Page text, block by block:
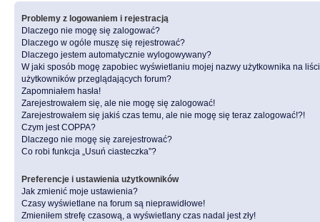
Problemy z logowaniem i rejestracją
Dlaczego nie mogę się zalogować?
Dlaczego w ogóle muszę się rejestrować?
Dlaczego jestem automatycznie wylogowywany?
W jaki sposób mogę zapobiec wyświetlaniu mojej nazwy użytkownika na
użytkowników przeglądających forum?
Zapomniałem hasła!
Zarejestrowałem się, ale nie mogę się zalogować!
Zarejestrowałem się jakiś czas temu, ale nie mogę się teraz zalogować!?!
Czym jest COPPA?
Dlaczego nie mogę się zarejestrować?
Co robi funkcja „Usuń ciasteczka”?
Preferencje i ustawienia użytkowników
Jak zmienić moje ustawienia?
Czasy wyświetlane na forum są nieprawidłowe!
Zmieniłem strefę czasową, a wyświetlany czas nadal jest zły!